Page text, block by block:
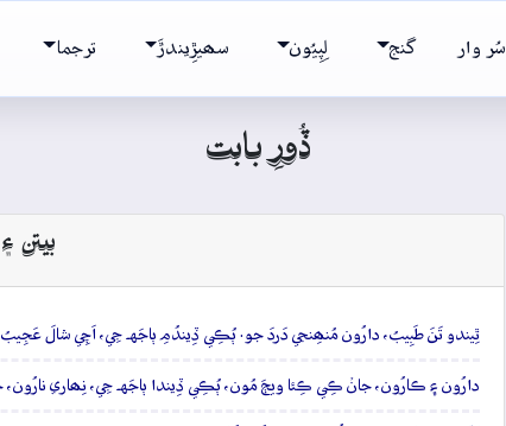
سُر وار گنج لِپِيُون سھيڙِيندڙَ ترجما
ڏُورِ بابت
بيتن
ٿِيندو تَنَ طَبِيبُ، دارُون مُنھِنجي دَردَ جو. ٻُڪِي ڏِيندُمِ ٻاجَهہ جِي، اَچِي شالَ
دارُون ۽ ڪارُون، جانۡ ڪِي ڪِئا ويڄَ مُون، ٻُڪِي ڏِيندا ٻاجَهہ جِي، نِھاري